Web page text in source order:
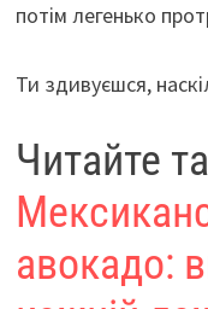
потім легенько
Ти здивуєшся,
Читайте
авокадо: